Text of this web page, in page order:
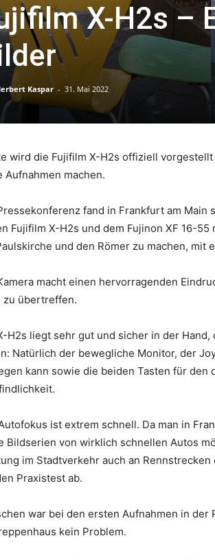
X-H2s –
Kaspar - 31. Mai 2022
wird die Fujifilm X-H2s offiziell
Aufnahmen machen.
fand in Frankfurt am
Fujifilm X-H2s und dem Fujinon XF 16-
und den Römer zu machen, mit
macht einen hervorragenden
zu übertreffen.
H2s liegt sehr gut und sicher in der
Natürlich der bewegliche Monitor, der
kann sowie die beiden Tasten für den
ist extrem schnell. Da man in
Bildserien von wirklich schnellen Autos
im Stadtverkehr auch an
Praxistest ab.
war bei den ersten Aufnahmen in
kein Problem.